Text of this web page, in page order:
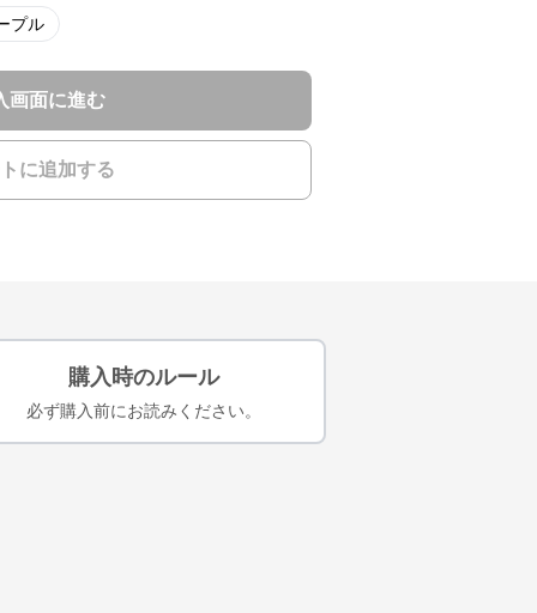
プル
画面に進む
に追加する
購入時のルール
必ず購入前にお読みください。